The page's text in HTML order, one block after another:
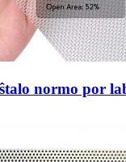
normo por